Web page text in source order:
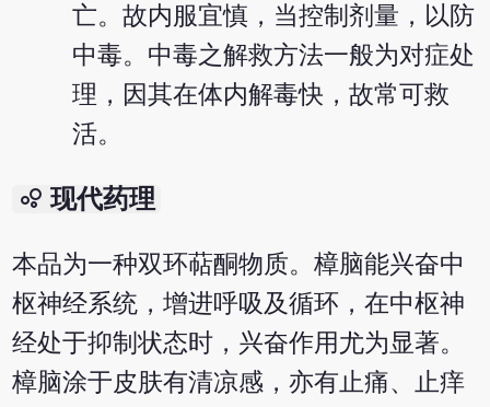
亡。故内服宜慎，当控制剂量，以防
中毒。中毒之解救方法一般为对症处
理，因其在体内解毒快，故常可救
活。
bubble_chart 现代药理
本品为一种双环萜酮物质。樟脑能兴奋中
枢神经系统，增进呼吸及循环，在中枢神
经处于抑制状态时，兴奋作用尤为显著。
樟脑涂于皮肤有清凉感，亦有止痛、止痒